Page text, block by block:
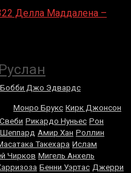
Делла Маддалена –
Руслан
Бобби Джо Эдвардс
Монро Брукс Кирк Джонсон
Рикардо Нуньес Рон
Амир Хан Роллин
Такехара Ислам
Чирков Мигель Анхель
Бенни Уэртас Джерри